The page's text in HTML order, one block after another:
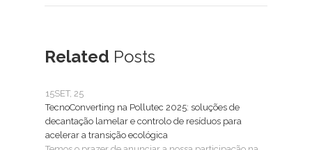
Related Posts
15SET, 25
TecnoConverting na Pollutec 2025: soluções de
decantação lamelar e controlo de resíduos para
acelerar a transição ecológica